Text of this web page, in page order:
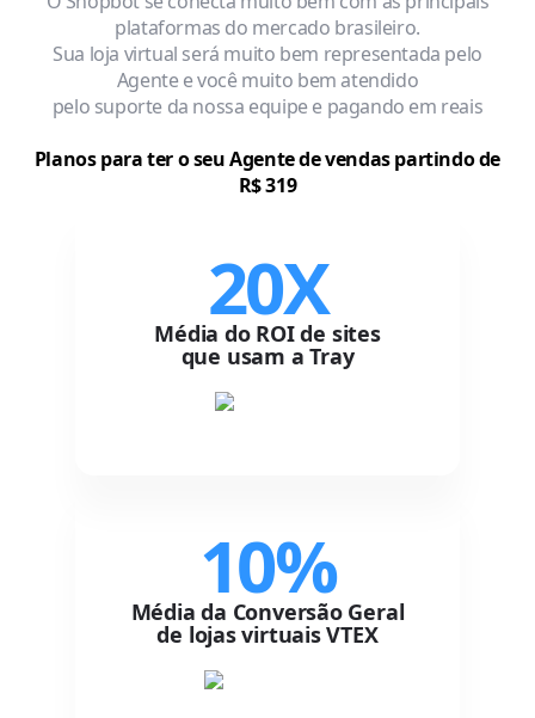
plataformas do mercado brasileiro.
Sua loja virtual será muito bem representada pelo
Agente e você muito bem atendido
pelo suporte da nossa equipe e pagando em reais
Planos para ter o seu Agente de vendas partindo de
R$ 319
20X
Média do ROI de sites
que usam a Tray
10%
Média da Conversão Geral
de lojas virtuais VTEX